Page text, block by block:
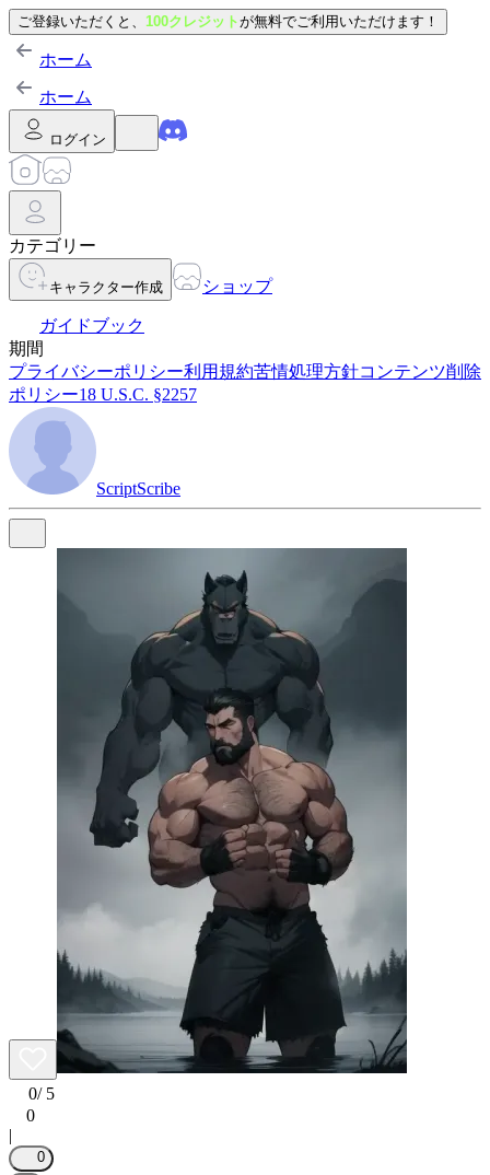
ご登録いただくと、 100クレジットが無料でご利用いただけます！
ホーム
ホーム
ログイン
カテゴリー
キャラクター作成 ショップ
ガイドブック
期間
プライバシーポリシー利用規約苦情処理方針コンテンツ削除
ポリシー18 U.S.C. §2257
ScriptScribe
0/ 5
0
|
0